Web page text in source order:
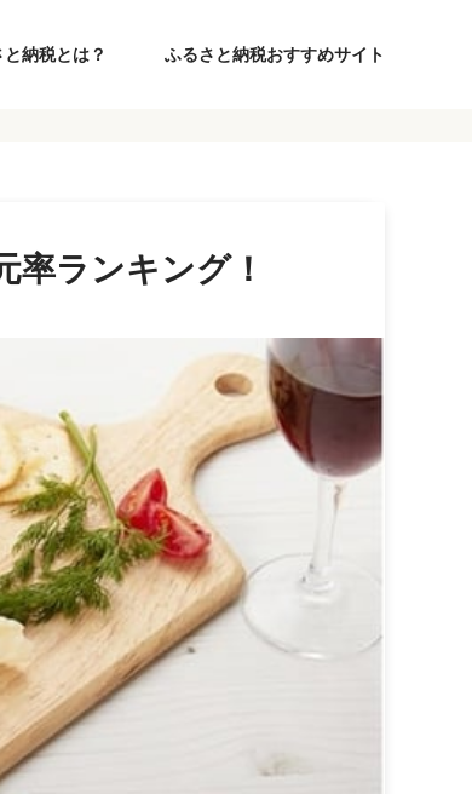
納税とは？ ふるさと納税おすすめサイト
率ランキング！